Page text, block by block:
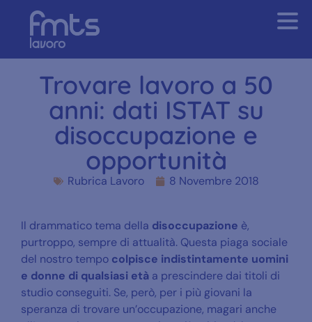
Trovare lavoro a 50
anni: dati ISTAT su
disoccupazione e
opportunità
Rubrica Lavoro 8 Novembre 2018
Il drammatico tema della disoccupazione è,
purtroppo, sempre di attualità. Questa piaga sociale
del nostro tempo colpisce indistintamente uomini
e donne di qualsiasi età a prescindere dai titoli di
studio conseguiti. Se, però, per i più giovani la
speranza di trovare un’occupazione, magari anche